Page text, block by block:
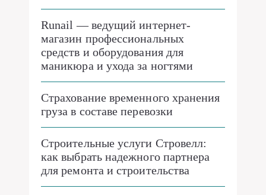
Runail — ведущий интернет-
магазин профессиональных
средств и оборудования для
маникюра и ухода за ногтями
Страхование временного хранения
груза в составе перевозки
Строительные услуги Стровелл:
как выбрать надежного партнера
для ремонта и строительства